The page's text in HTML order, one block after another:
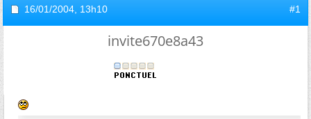
16/01/2004, 13h10 #1
invite670e8a43